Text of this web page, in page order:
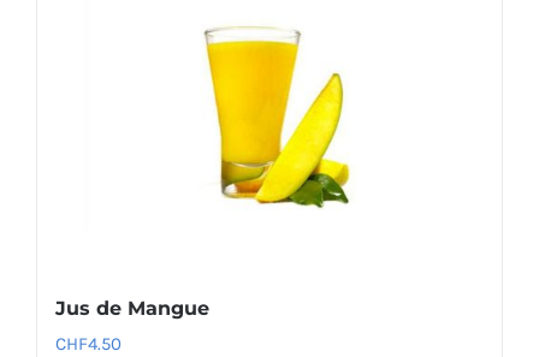
Jus de Mangue
CHF4.50